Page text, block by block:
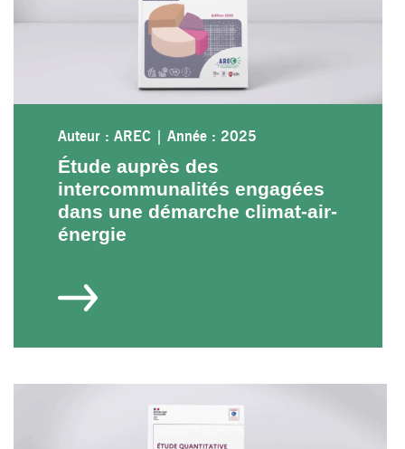
Auteur : AREC | Année : 2025
Étude auprès des
intercommunalités engagées
dans une démarche climat-air-
énergie